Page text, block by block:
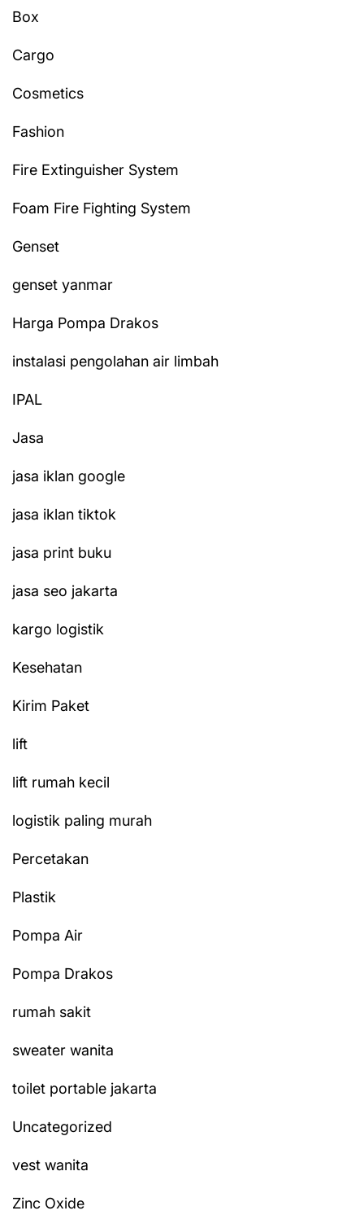
Box
Cargo
Cosmetics
Fashion
Fire Extinguisher System
Foam Fire Fighting System
Genset
genset yanmar
Harga Pompa Drakos
instalasi pengolahan air limbah
IPAL
Jasa
jasa iklan google
jasa iklan tiktok
jasa print buku
jasa seo jakarta
kargo logistik
Kesehatan
Kirim Paket
lift
lift rumah kecil
logistik paling murah
Percetakan
Plastik
Pompa Air
Pompa Drakos
rumah sakit
sweater wanita
toilet portable jakarta
Uncategorized
vest wanita
Zinc Oxide